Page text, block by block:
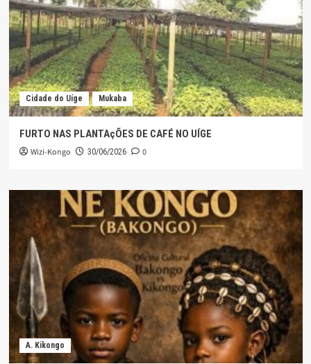
Cidade do Uíge Mukaba
FURTO NAS PLANTAçÕES DE CAFÉ NO UÍGE
Wizi-Kongo 30/06/2026 0
A. Kikongo